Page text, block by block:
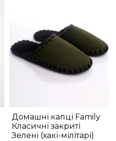
Домашні капці Family
Класичні закриті
Зелені (хакі-мілітарі)